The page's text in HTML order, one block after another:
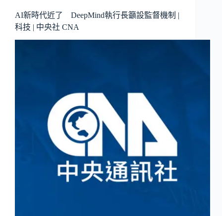
AI新時代近了 DeepMind執行長籲設監督機制 |
科技 | 中央社 CNA